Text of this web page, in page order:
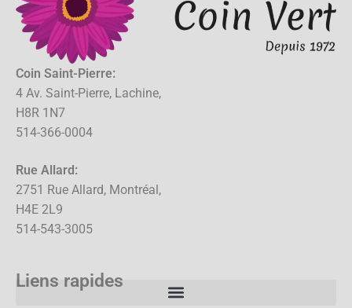
Coin Saint-Pierre:
4 Av. Saint-Pierre, Lachine,
H8R 1N7
514-366-0004
Rue Allard:
2751 Rue Allard, Montréal,
H4E 2L9
514-543-3005
Liens rapides